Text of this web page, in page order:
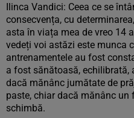
Ilinca Vandici: Ceea ce se
consecvența, cu
asta în viața mea de vreo 14
vedeți voi astăzi este munca
antrenamentele au fost
a fost sănătoasă, echilibrată,
dacă mănânc jumătate de
paste, chiar dacă mănânc
schimbă.